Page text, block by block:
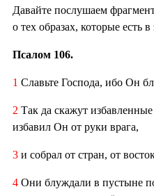
Давайте послушаем
о тех образах, которые есть
Псалом 106.
1 Славьте Господа, ибо Он
2 Так да скажут
избавил Он от руки врага,
3 и собрал от стран, от
4 Они блуждали в пустыне